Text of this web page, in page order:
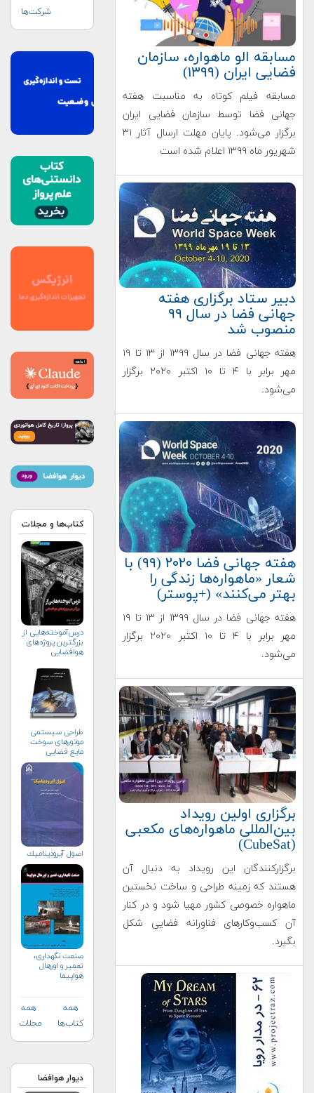
مسابقه الو ماهواره، سازمان
فضایی ایران (۱۳۹۹)
مسابقه فیلم کوتاه به مناسبت هفته
جهانی فضا توسط سازمان فضایی ایران
برگزار می‌شود. پایان مهلت ارسال آثار ۳۱
شهریور ماه ۱۳۹۹ اعلام شده است
دبیر ستاد برگزاری هفته
جهانی فضا در سال ۹۹
منصوب شد
هفته جهانی فضا در سال ۱۳۹۹ از ۱۳ تا ۱۹
مهر برابر با ۴ تا ۱۰ اکتبر ۲۰۲۰ برگزار
می‌شود.
هفته جهانی فضا ۲۰۲۰ (۹۹) با
شعار «ماهواره‌ها زندگی را
بهتر می‌کنند» (+پوستر)
هفته جهانی فضا در سال ۱۳۹۹ از ۱۳ تا ۱۹
مهر برابر با ۴ تا ۱۰ اکتبر ۲۰۲۰ برگزار
می‌شود.
برگزاری اولین رویداد
بین‌المللی ماهواره‌های مکعبی
(CubeSat)
برگزارکنندگان این رویداد به دنبال آن
هستند که زمینه طراحی و ساخت نخستین
ماهواره خصوصی کشور مهیا شود و در کنار
آن کسب‌و‌کارهای فناورانه فضایی شکل
بگیرد.
شرکت‌ها
کتاب‌ها و مجلات
درس‌آموخته‌هایی از
بزرگترین پروژه‌های
هوافضایی
طراحی سیستمی
موتورهای سوخت
مایع فضایی
اصول آيروديناميك
صنعت نگهداری،
تعمیر و اورهال
هواپیما
همه
کتاب‌ها
همه
مجلات
دیوار هوافضا